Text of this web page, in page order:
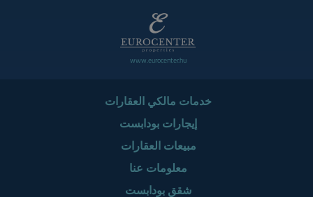
www.eurocenter.hu
خدمات مالكي العقارات
إيجارات بودابست
مبيعات العقارات
معلومات عنا
شقق بودابست